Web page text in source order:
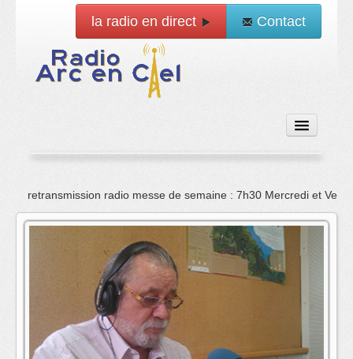
la radio en direct Contact
Accueil
Emissions
La radio
retransmission radio messe de semaine : 7h30 Mercredi et